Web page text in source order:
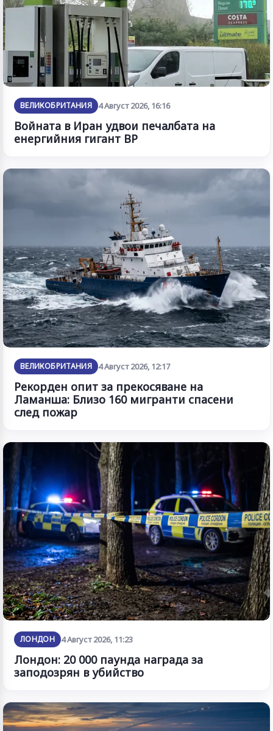
ВЕЛИКОБРИТАНИЯ 4 Август 2026, 16:16
Войната в Иран удвои печалбата на
енергийния гигант BP
ВЕЛИКОБРИТАНИЯ 4 Август 2026, 12:17
Рекорден опит за прекосяване на
Ламанша: Близо 160 мигранти спасени
след пожар
ЛОНДОН 4 Август 2026, 11:23
Лондон: 20 000 паунда награда за
заподозрян в убийство